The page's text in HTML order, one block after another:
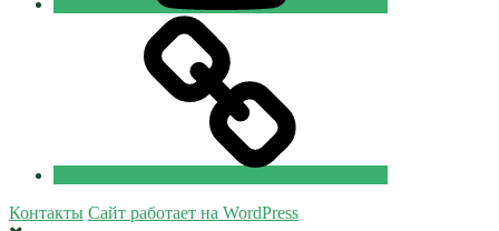
Православные
Добровольцы
Контакты Сайт работает на WordPress